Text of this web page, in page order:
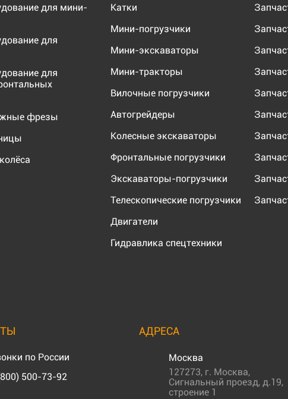
для мини-
для
для
фрезы
Катки
Мини-погрузчики
Мини-экскаваторы
Мини-тракторы
Вилочные погрузчики
Автогрейдеры
Колесные экскаваторы
Фронтальные погрузчики
Экскаваторы-погрузчики
Телескопические погрузчики
Двигатели
Гидравлика спецтехники
по России
500-73-92
АДРЕСА
Москва
127273, г. Москва,
Сигнальный проезд, д.19,
строение 1